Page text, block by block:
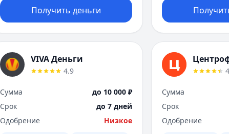
Получить деньги
VIVA Деньги
4.9
Сумма
до 10 000 ₽
Срок
до 7 дней
Одобрение
Низкое
Сумма
Срок
Одобрение